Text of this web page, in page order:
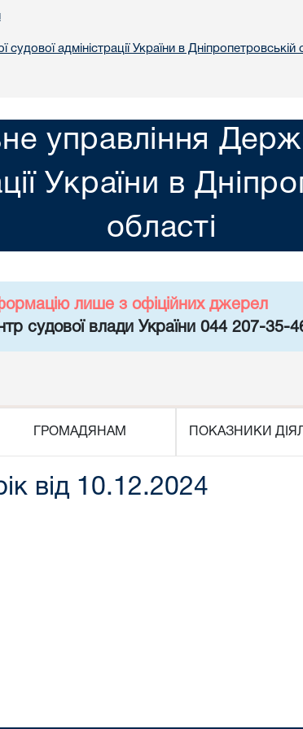
адміністрації України в Днiпропетровській
управління
України в
областi
лише з офіційних джерел
судової влади України 044 207-35-
ГРОМАДЯНАМ ПОКАЗНИКИ
від 10.12.2024